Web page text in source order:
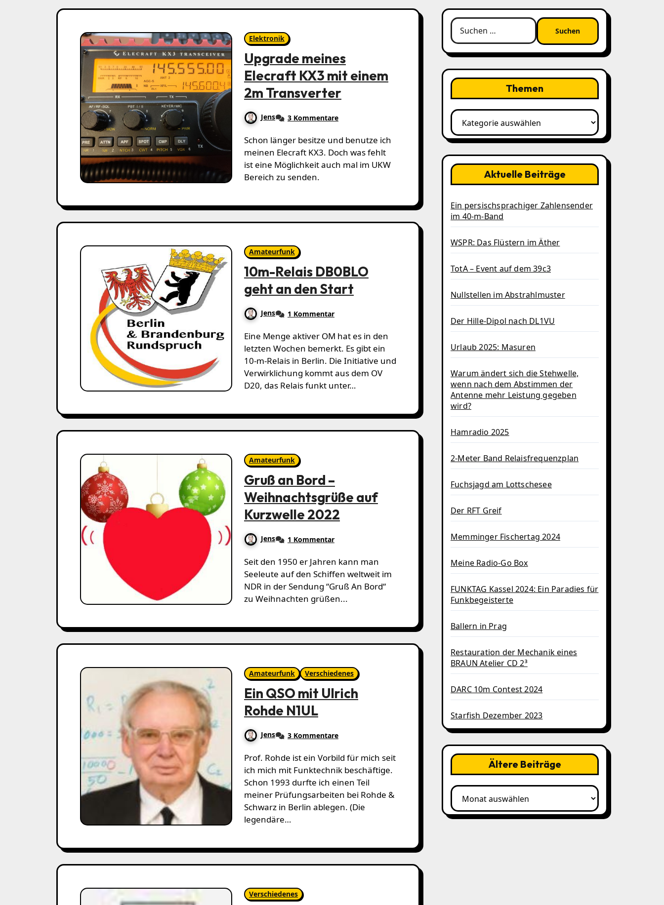
Elektronik
Upgrade meines
Elecraft KX3 mit einem
2m Transverter
Jens 3 Kommentare
Schon länger besitze und benutze ich
meinen Elecraft KX3. Doch was fehlt
ist eine Möglichkeit auch mal im UKW
Bereich zu senden.
Amateurfunk
10m-Relais DB0BLO
geht an den Start
Jens 1 Kommentar
Eine Menge aktiver OM hat es in den
letzten Wochen bemerkt. Es gibt ein
10-m-Relais in Berlin. Die Initiative und
Verwirklichung kommt aus dem OV
D20, das Relais funkt unter…
Amateurfunk
Gruß an Bord –
Weihnachtsgrüße auf
Kurzwelle 2022
Jens 1 Kommentar
Seit den 1950 er Jahren kann man
Seeleute auf den Schiffen weltweit im
NDR in der Sendung “Gruß An Bord“
zu Weihnachten grüßen...
Amateurfunk Verschiedenes
Ein QSO mit Ulrich
Rohde N1UL
Jens 3 Kommentare
Prof. Rohde ist ein Vorbild für mich seit
ich mich mit Funktechnik beschäftige.
Schon 1993 durfte ich einen Teil
meiner Prüfungsarbeiten bei Rohde &
Schwarz in Berlin ablegen. (Die
legendäre…
Verschiedenes
Suchen
nach:
Themen
Themen
Aktuelle Beiträge
Ein persischsprachiger Zahlensender
im 40‑m‑Band
WSPR: Das Flüstern im Äther
TotA – Event auf dem 39c3
Nullstellen im Abstrahlmuster
Der Hille-Dipol nach DL1VU
Urlaub 2025: Masuren
Warum ändert sich die Stehwelle,
wenn nach dem Abstimmen der
Antenne mehr Leistung gegeben
wird?
Hamradio 2025
2-Meter Band Relaisfrequenzplan
Fuchsjagd am Lottschesee
Der RFT Greif
Memminger Fischertag 2024
Meine Radio-Go Box
FUNKTAG Kassel 2024: Ein Paradies für
Funkbegeisterte
Ballern in Prag
Restauration der Mechanik eines
BRAUN Atelier CD 2³
DARC 10m Contest 2024
Starfish Dezember 2023
Ältere Beiträge
Ältere
Beiträge